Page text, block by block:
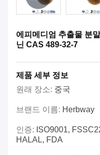
에피메디엄 추출물 분
닌 CAS 489-32-7
제품 세부 정보
원래 장소: 중국
브랜드 이름: Herbway
인증: ISO9001,
HALAL, FDA